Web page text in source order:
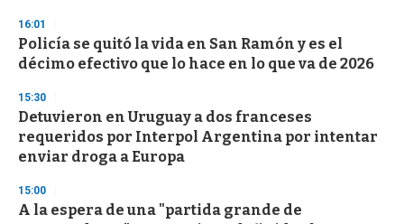
16:01
Policía se quitó la vida en San Ramón y es el
décimo efectivo que lo hace en lo que va de 2026
15:30
Detuvieron en Uruguay a dos franceses
requeridos por Interpol Argentina por intentar
enviar droga a Europa
15:00
A la espera de una "partida grande de